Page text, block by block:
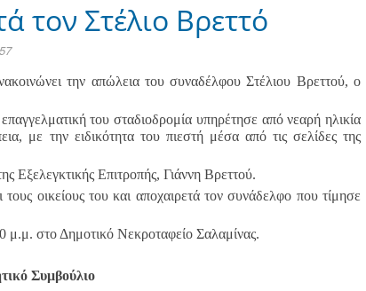
τον Στέλιο Βρεττό
την απώλεια του συναδέλφου Στέλιου Βρεττού, ο
του σταδιοδρομία υπηρέτησε από νεαρή ηλικία
με την ειδικότητα του πιεστή μέσα από τις σελίδες της
Εξελεγκτικής Επιτροπής, Γιάννη Βρεττού.
οικείους του και αποχαιρετά τον συνάδελφο που τίμησε
μ.μ. στο Δημοτικό Νεκροταφείο Σαλαμίνας.
Συμβούλιο